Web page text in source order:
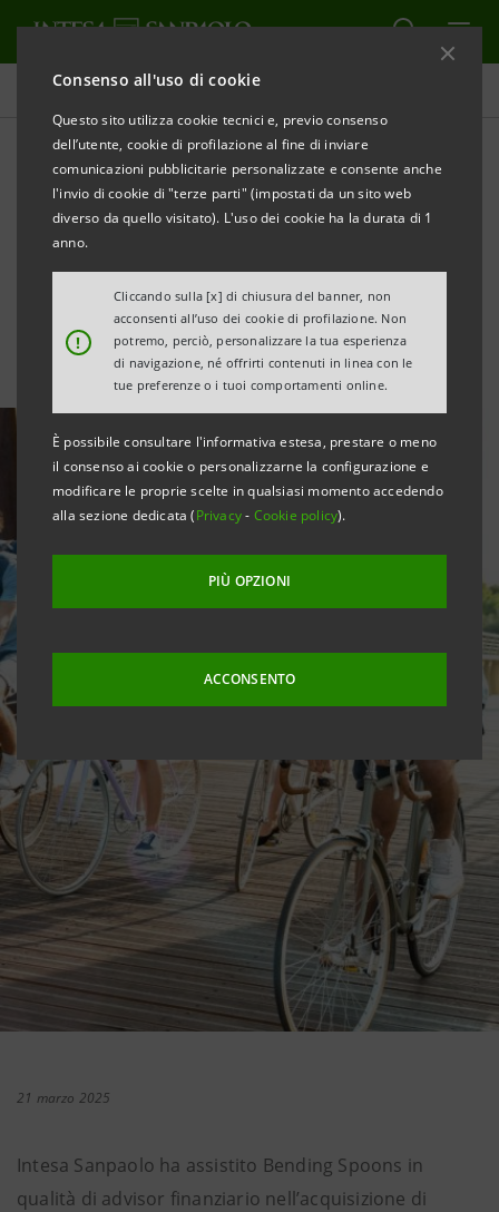
Consenso all'uso di cookie
Questo sito utilizza cookie tecnici e, previo consenso
dell’utente, cookie di profilazione al fine di inviare
comunicazioni pubblicitarie personalizzate e consente anche
l'invio di cookie di "terze parti" (impostati da un sito web
diverso da quello visitato). L'uso dei cookie ha la durata di 1
anno.
!
Cliccando sulla [x] di chiusura del banner, non
acconsenti all’uso dei cookie di profilazione. Non
potremo, perciò, personalizzare la tua esperienza
di navigazione, né offrirti contenuti in linea con le
tue preferenze o i tuoi comportamenti online.
È possibile consultare l'informativa estesa, prestare o meno
il consenso ai cookie o personalizzarne la configurazione e
modificare le proprie scelte in qualsiasi momento accedendo
alla sezione dedicata (Privacy- Cookie policy).
PIÙ OPZIONI
ACCONSENTO
Tutte le news
Intesa Sanpaolo advisor di
Bending Spoons
nell’acquisizione di komoot
21 marzo 2025
Intesa Sanpaolo ha assistito Bending Spoons in
qualità di advisor finanziario nell’acquisizione di